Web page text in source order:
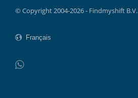
© Copyright 2004-2026 - Findmyshift B.V.